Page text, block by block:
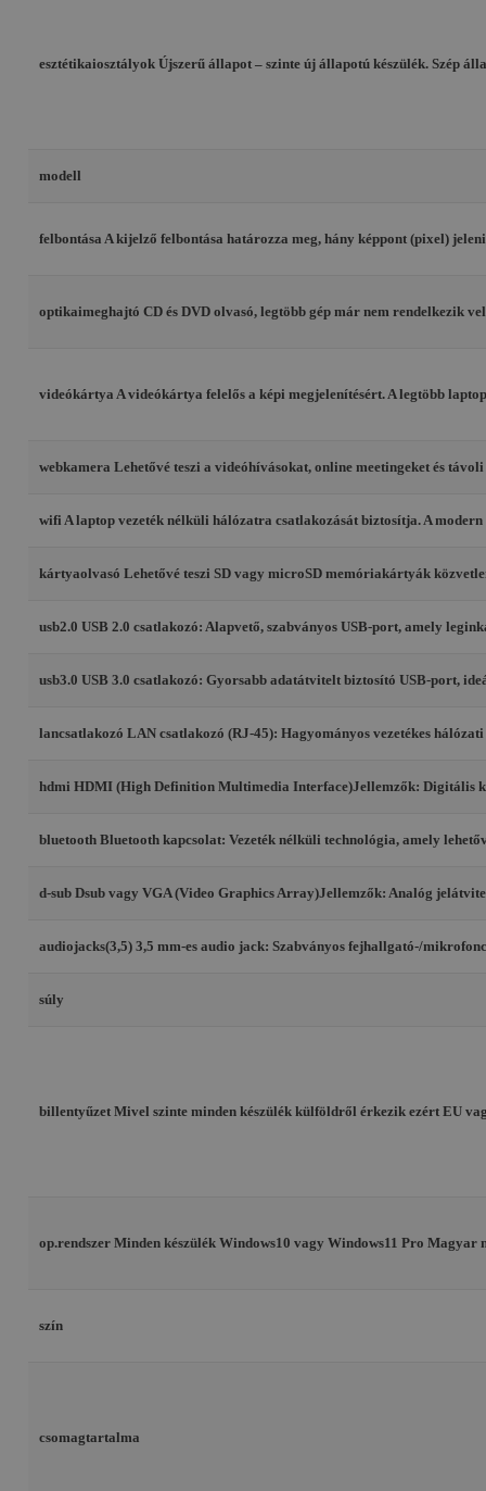
esztétikaiosztályok Újszerű állapot – szinte új állapotú készülék. Szép
modell
felbontása A kijelző felbontása határozza meg, hány képpont (pixel)
optikaimeghajtó CD és DVD olvasó, legtöbb gép már nem rendelkezik
videókártya A videókártya felelős a képi megjelenítésért. A legtöbb
webkamera Lehetővé teszi a videóhívásokat, online meetingeket és
wifi A laptop vezeték nélküli hálózatra csatlakozását biztosítja. A
kártyaolvasó Lehetővé teszi SD vagy microSD memóriakártyák
usb2.0 USB 2.0 csatlakozó: Alapvető, szabványos USB-port, amely
usb3.0 USB 3.0 csatlakozó: Gyorsabb adatátvitelt biztosító USB-port,
lancsatlakozó LAN csatlakozó (RJ-45): Hagyományos vezetékes
hdmi HDMI (High Definition Multimedia Interface)Jellemzők: Digitális
bluetooth Bluetooth kapcsolat: Vezeték nélküli technológia, amely
d-sub Dsub vagy VGA (Video Graphics Array)Jellemzők: Analóg
audiojacks(3,5) 3,5 mm-es audio jack: Szabványos fejhallgató-/
súly
billentyűzet Mivel szinte minden készülék külföldről érkezik ezért EU
op.rendszer Minden készülék Windows10 vagy Windows11 Pro Magyar
szín
csomagtartalma